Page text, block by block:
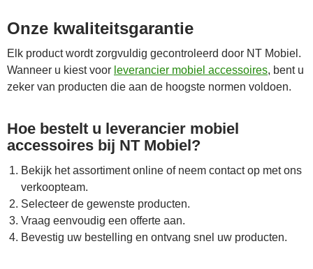
Onze kwaliteitsgarantie
Elk product wordt zorgvuldig gecontroleerd door NT Mobiel.
Wanneer u kiest voor leverancier mobiel accessoires, bent u
zeker van producten die aan de hoogste normen voldoen.
Hoe bestelt u leverancier mobiel
accessoires bij NT Mobiel?
Bekijk het assortiment online of neem contact op met ons
verkoopteam.
Selecteer de gewenste producten.
Vraag eenvoudig een offerte aan.
Bevestig uw bestelling en ontvang snel uw producten.